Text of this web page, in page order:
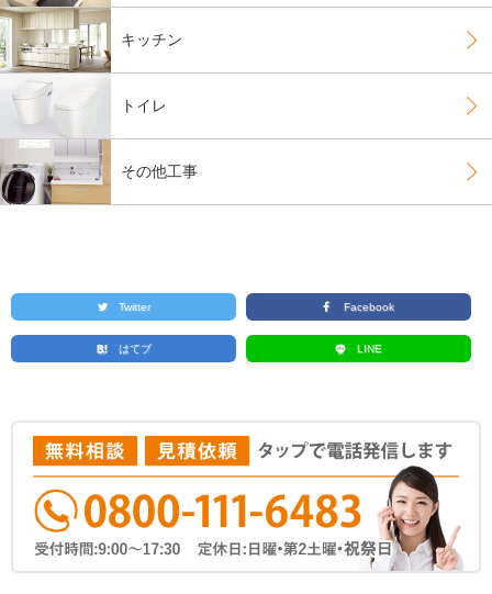
キッチン
トイレ
その他工事
Twitter Facebook
はてブ LINE